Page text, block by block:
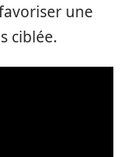
une
ciblée.